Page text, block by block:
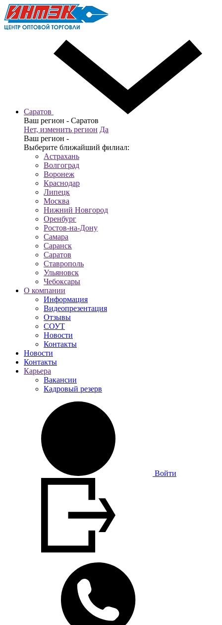
Саратов
Ваш регион - Саратов
Нет, изменить регион Да
Ваш регион -
Выберите ближайший филиал:
Астрахань
Волгоград
Воронеж
Краснодар
Липецк
Москва
Нижний Новгород
Оренбург
Ростов-на-Дону
Самара
Саранск
Саратов
Ставрополь
Ульяновск
Чебоксары
О компании
Информация
Видеопрезентация
Отзывы
СОУТ
Новости
Контакты
Новости
Контакты
Карьера
Вакансии
Кадровый резерв
Войти